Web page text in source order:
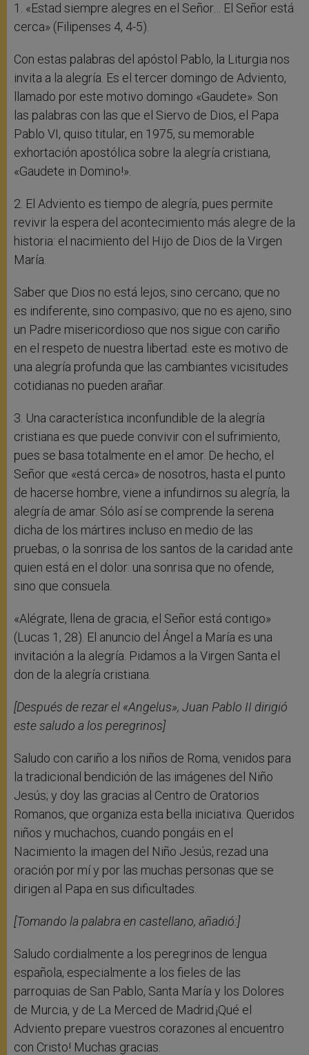
1. «Estad siempre alegres en el Señor… El Señor está
cerca» (Filipenses 4, 4-5).
Con estas palabras del apóstol Pablo, la Liturgia nos
invita a la alegría. Es el tercer domingo de Adviento,
llamado por este motivo domingo «Gaudete». Son
las palabras con las que el Siervo de Dios, el Papa
Pablo VI, quiso titular, en 1975, su memorable
exhortación apostólica sobre la alegría cristiana,
«Gaudete in Domino!».
2. El Adviento es tiempo de alegría, pues permite
revivir la espera del acontecimiento más alegre de la
historia: el nacimiento del Hijo de Dios de la Virgen
María.
Saber que Dios no está lejos, sino cercano; que no
es indiferente, sino compasivo; que no es ajeno, sino
un Padre misericordioso que nos sigue con cariño
en el respeto de nuestra libertad: este es motivo de
una alegría profunda que las cambiantes vicisitudes
cotidianas no pueden arañar.
3. Una característica inconfundible de la alegría
cristiana es que puede convivir con el sufrimiento,
pues se basa totalmente en el amor. De hecho, el
Señor que «está cerca» de nosotros, hasta el punto
de hacerse hombre, viene a infundirnos su alegría, la
alegría de amar. Sólo así se comprende la serena
dicha de los mártires incluso en medio de las
pruebas, o la sonrisa de los santos de la caridad ante
quien está en el dolor: una sonrisa que no ofende,
sino que consuela.
«Alégrate, llena de gracia, el Señor está contigo»
(Lucas 1, 28). El anuncio del Ángel a María es una
invitación a la alegría. Pidamos a la Virgen Santa el
don de la alegría cristiana.
[Después de rezar el «Angelus», Juan Pablo II dirigió
este saludo a los peregrinos]
Saludo con cariño a los niños de Roma, venidos para
la tradicional bendición de las imágenes del Niño
Jesús; y doy las gracias al Centro de Oratorios
Romanos, que organiza esta bella iniciativa. Queridos
niños y muchachos, cuando pongáis en el
Nacimiento la imagen del Niño Jesús, rezad una
oración por mí y por las muchas personas que se
dirigen al Papa en sus dificultades.
[Tomando la palabra en castellano, añadió:]
Saludo cordialmente a los peregrinos de lengua
española, especialmente a los fieles de las
parroquias de San Pablo, Santa María y los Dolores
de Murcia, y de La Merced de Madrid.¡Qué el
Adviento prepare vuestros corazones al encuentro
con Cristo! Muchas gracias.